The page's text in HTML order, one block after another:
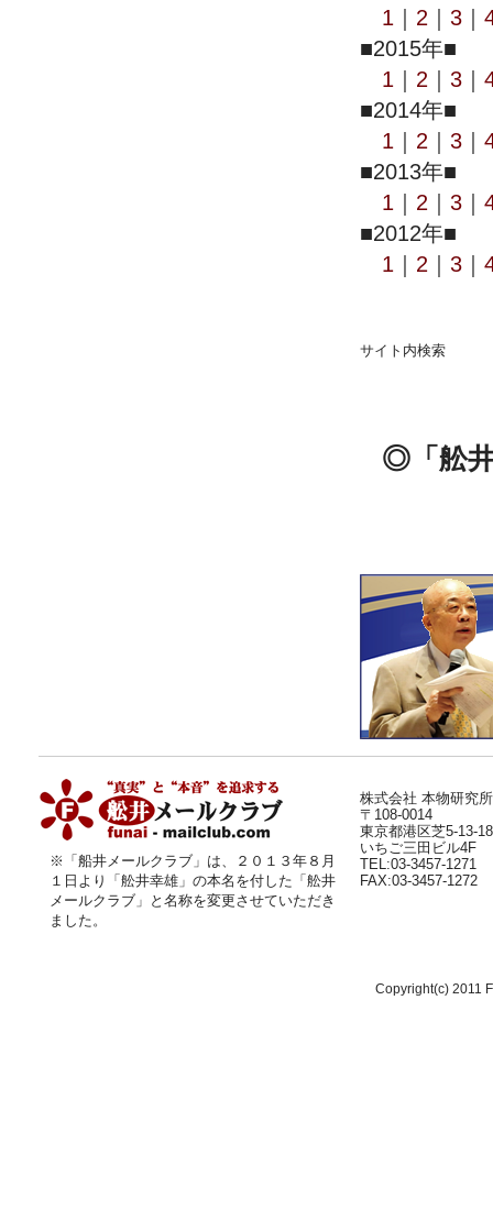
1
2 3
■2015年■
1
2 3
■2014年■
1
2 3
■2013年■
1
2 3
■2012年■
1
2 3
サイト内検索
◎「舩
※「船井メールクラブ」は、２０１３年８月
１日より
「舩井幸雄」 の本名を付した「舩井
メールクラブ」と名称を変更させていただき
ました。
株式会社 本物研究所
〒108-0014
東京都港区芝5-13-18
いちご三田ビル4F
TEL:03-3457-1271
FAX:03-3457-1272
Copyright(c) 2011